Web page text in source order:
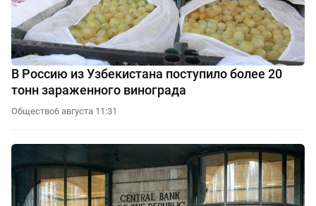
В Россию из Узбекистана поступило более 20
тонн зараженного винограда
Общество6 августа 11:31